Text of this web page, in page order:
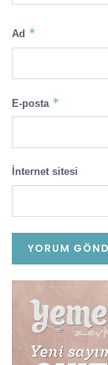
Ad *
E-posta *
İnternet sitesi